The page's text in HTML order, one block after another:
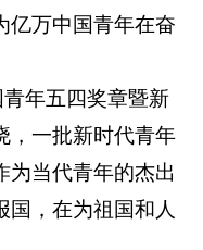
亿万中国青年在奋
年五四奖章暨新
，一批新时代青年
为当代青年的杰出
国，在为祖国和人